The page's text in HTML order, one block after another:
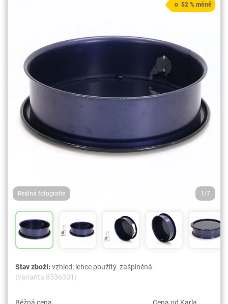
Reálná fotografie 1/7
o 52 % méně
Stav zboží:vzhled: lehce použitý. zašpiněná.
(varianta 8536301)